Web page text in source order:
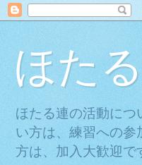
ほた
ほたる連の活動に
い方は、練習への
方は、加入大歓迎で